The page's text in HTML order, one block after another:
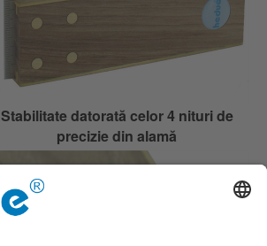
Stabilitate datorată celor 4 nituri de
precizie din alamă